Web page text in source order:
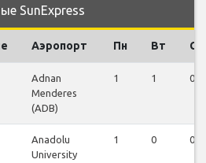
SunExpress
Аэропорт Пн Вт Ср
Adnan
Menderes
(ADB)
1 1 0
Anadolu
University
1 0 0